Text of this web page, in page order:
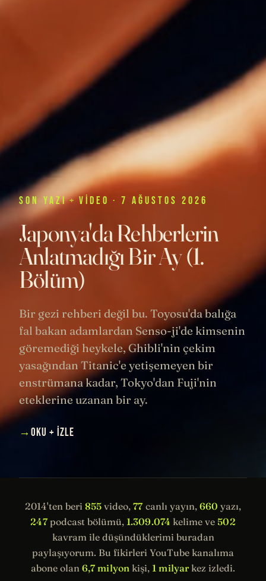
SON YAZI + VIDEO · 7 AĞUSTOS 2026
Japonya'da Rehberlerin
Anlatmadığı Bir Ay (1.
Bölüm)
Bir gezi rehberi değil bu. Toyosu'da balığa
fal bakan adamlardan Senso-ji'de kimsenin
göremediği heykele, Ghibli'nin çekim
yasağından Titanic'e yetişemeyen bir
enstrümana kadar, Tokyo'dan Fuji'nin
eteklerine uzanan bir ay.
→ OKU + İZLE
2014'ten beri 855 video,77canlı yayın, 660 yazı,
247podcast bölümü, 1.309.074 kelime ve 502
kavram ile düşündüklerimi buradan
paylaşıyorum. Bu fikirleri YouTube kanalıma
abone olan 6,7 milyon kişi, 1 milyarkez izledi.